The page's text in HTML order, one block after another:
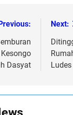
Previous:
Dasyat
Next: